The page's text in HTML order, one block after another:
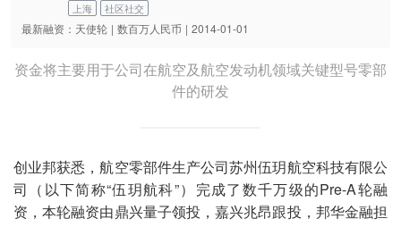
上海 社区社交
最新融资： 天使轮 | 数百万人民币 | 2014-01-01
资金将主要用于公司在航空及航空发动机领域关键型号零部
件的研发
创业邦获悉，航空零部件生产公司苏州伍玥航空科技有限公
司（以下简称“伍玥航科”）完成了数千万级的Pre-A轮融
资，本轮融资由鼎兴量子领投，嘉兴兆昂跟投，邦华金融担